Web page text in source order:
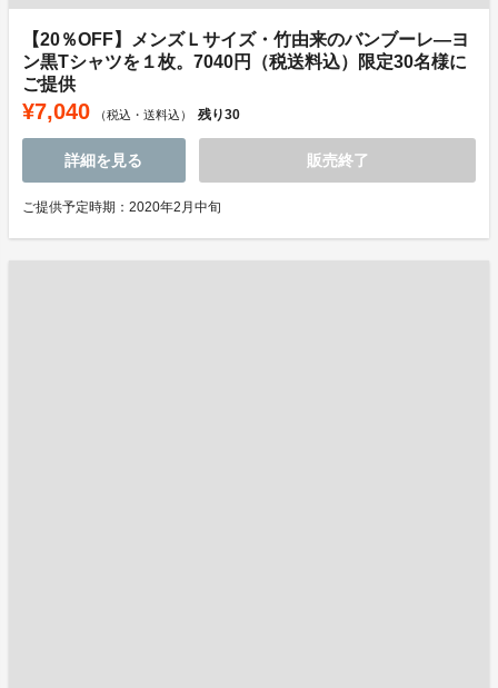
【20％OFF】メンズＬサイズ・竹由来のバンブーレ―ヨ
ン黒Tシャツを１枚。7040円（税送料込）限定30名様に
ご提供
¥7,040 （税込・送料込） 残り30
詳細を見る 販売終了
ご提供予定時期：2020年2月中旬